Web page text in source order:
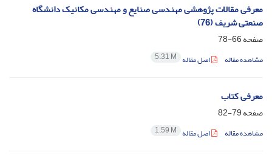
معرفی مقالات پژوهشی مهندسی صنایع و مهندسی مکانیک دانشگاه
صنعتی شریف (76)
صفحه66-78
مشاهده مقاله اصل مقاله 5.31 M
معرفی کتاب
صفحه79-82
مشاهده مقاله اصل مقاله 1.59 M